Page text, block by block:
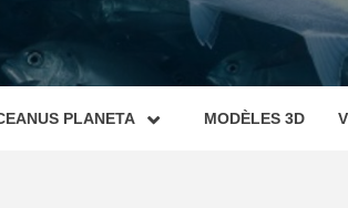
PLANETA MODÈLES 3D